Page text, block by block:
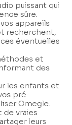
puissant qui
sûre.
appareils
recherchent,
éventuelles
et
des
les enfants et
pré-
Omegle.
de vraies
leurs